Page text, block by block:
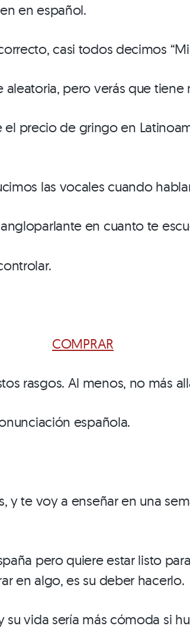
en español.
casi todos decimos
pero verás que
precio de gringo en
las vocales cuando
en cuanto te
COMPRAR
rasgos. Al menos, no más
española.
y te voy a enseñar en una
pero quiere estar listo
en algo, es su deber hacerlo.
vida sería más cómoda si